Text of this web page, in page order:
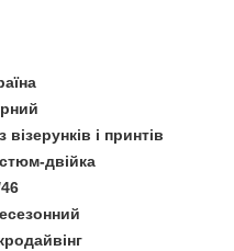
візерунків і принтів
двійка